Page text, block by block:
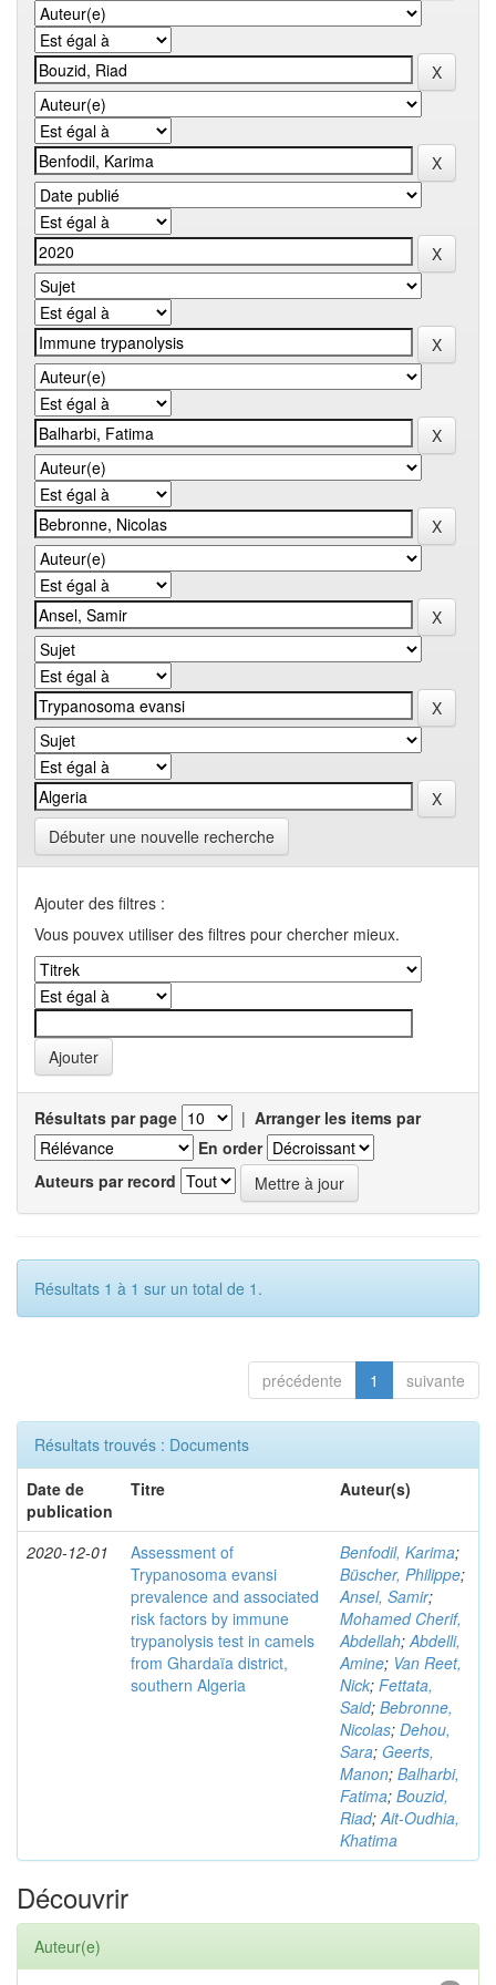
Débuter une nouvelle recherche
Ajouter des filtres :
Vous pouvex utiliser des filtres pour chercher mieux.
Résultats par page | Arranger les items par
En order
Auteurs par record
Résultats 1 à 1 sur un total de 1.
précédente 1 suivante
Résultats trouvés : Documents
Date de
publication
Titre Auteur(s)
2020-12-01
Assessment of
Trypanosoma evansi
prevalence and associated
risk factors by immune
trypanolysis test in camels
from Ghardaïa district,
southern Algeria
Benfodil, Karima;
Büscher, Philippe;
Ansel, Samir;
Mohamed Cherif,
Abdellah;Abdelli,
Amine; Van Reet,
Nick; Fettata,
Said; Bebronne,
Nicolas; Dehou,
Sara; Geerts,
Manon; Balharbi,
Fatima; Bouzid,
Riad;Ait-Oudhia,
Khatima
Découvrir
Auteur(e)